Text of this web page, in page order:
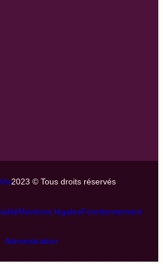
2023 © Tous droits réservés
Mentions légalesFonctionnement
Administration